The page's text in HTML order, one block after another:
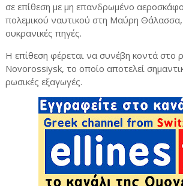
σε επίθεση με μη επανδρωμένο
πολεμικού ναυτικού στη Μαύρη
ουκρανικές πηγές.
Η επίθεση φέρεται να συνέβη κοντά στο
Novorossiysk, το οποίο αποτελεί
ρωσικές εξαγωγές.